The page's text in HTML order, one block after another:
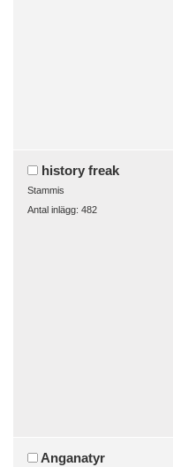
history freak
Stammis
Antal inlägg: 482
Anganatyr